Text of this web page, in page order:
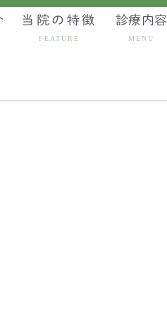
当院の特徴
FEATURE
診療内容
MENU